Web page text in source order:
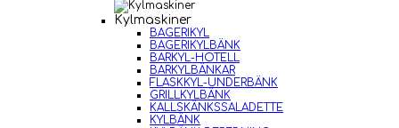
Kylmaskiner
BAGERIKYL
BAGERIKYLBÄNK
BARKYL-HOTELL
BARKYLBÄNKAR
FLASKKYL-UNDERBÄNK
GRILLKYLBÄNK
KALLSKÄNKSSALADETTE
KYLBÄNK